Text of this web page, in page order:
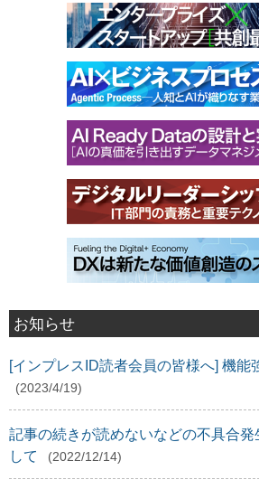
お知らせ
[インプレスID読者会員の皆様へ] 機能
(2023/4/19)
記事の続きが読めないなどの不具合発
して
(2022/12/14)